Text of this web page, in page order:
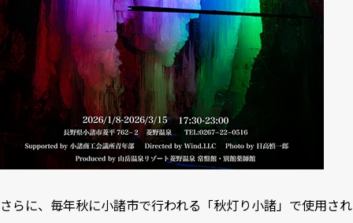
さらに、毎年秋に小諸市で行われる「秋灯り小諸」で使用され